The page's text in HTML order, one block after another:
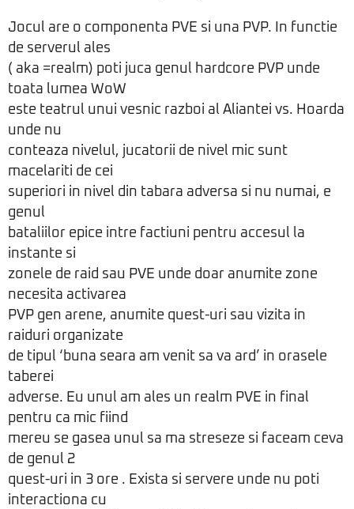
Jocul are o componenta PVE si una PVP. In functie
de serverul ales
( aka =realm) poti juca genul hardcore PVP unde
toata lumea WoW
este teatrul unui vesnic razboi al Aliantei vs. Hoarda
unde nu
conteaza nivelul, jucatorii de nivel mic sunt
macelariti de cei
superiori in nivel din tabara adversa si nu numai, e
genul
bataliilor epice intre factiuni pentru accesul la
instante si
zonele de raid sau PVE unde doar anumite zone
necesita activarea
PVP gen arene, anumite quest-uri sau vizita in
raiduri organizate
de tipul ‘buna seara am venit sa va ard’ in orasele
taberei
adverse. Eu unul am ales un realm PVE in final
pentru ca mic fiind
mereu se gasea unul sa ma streseze si faceam ceva
de genul 2
quest-uri in 3 ore . Exista si servere unde nu poti
interactiona cu